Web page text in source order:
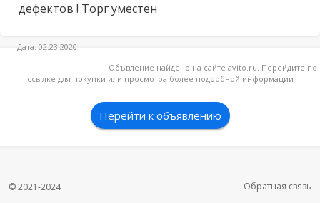
дефектов ! Торг уместен
Дата: 02.23.2020
Объвление найдено на сайте avito.ru. Перейдите по
ссылке для покупки или просмотра более подробной информации
Перейти к объявлению
© 2021-2024 Обратная связь